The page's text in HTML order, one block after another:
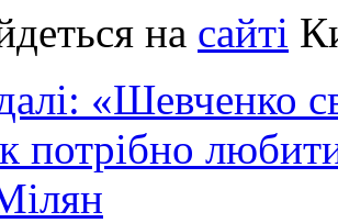
на сайті
«Шевченко
потрібно